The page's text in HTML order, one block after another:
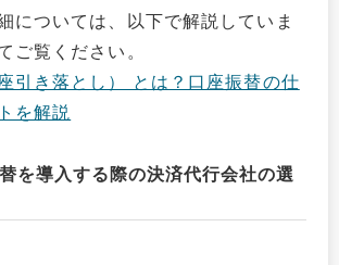
については、以下で解説していま
ご覧ください。
引き落とし） とは？口座振替の仕
を解説
を導入する際の決済代行会社の選